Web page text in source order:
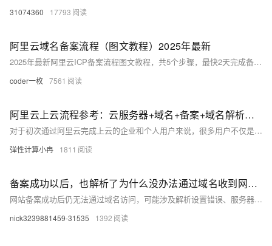
31074360 17793
阿里云域名备案流程（图文教程）2025年最新
2025年最新阿里云ICP备案流程图文教程，共5个步骤，最快2天完成备案。首先提交备案材料，阿里云初审（1个工作日内），通过后提交管局，接着进行工信部短信核验，最后等待管局审核（1-20天）。前4步最快1天完成，整体约2-21天。个人或企业均可操作，材料齐全更高效。需搭配阿里云中国大陆地域服务器备案。
coder一枚 7561
阿里云上云流程参考：云服务器+域名+备案+域名解析绑定，全流程图文详解
对于初次通过阿里云完成上云的企业和个人用户来说，很多用户不仅是需要选购云服务器，同时还需要注册域名以及完成备案和域名的解析相关流程，从而实现网站的上线。本文将以上云操作流程为核心，结合阿里云的活动政策与用户系统梳理云服务器选购、域名注册、备案申请及域名绑定四大关键环节，以供用户完成线上业务部署做出参考。
弹性计算小冉 1811
备案成功以后，也解析了为什么没办法通过域名收到网站呢
网站备案成功后仍无法通过域名访问，可能涉及解析设置错误、服务器配置问题或网络限制等原因。本文将详细分析常见原因并提供解决方案。
nick3239881459-31535 1392